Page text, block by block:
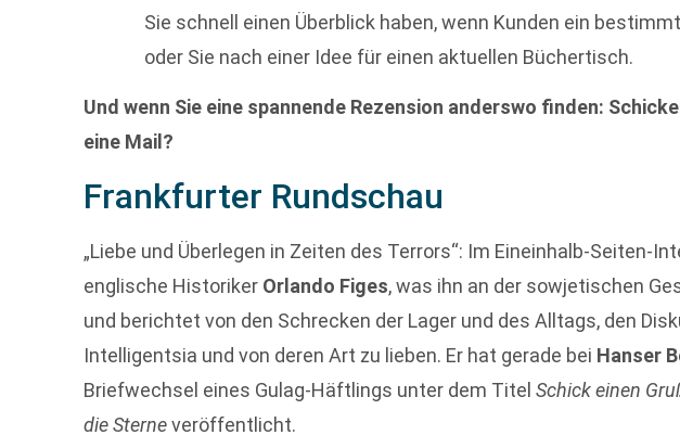
Sie schnell einen Überblick haben, wenn Kunden ein
oder Sie nach einer Idee für einen aktuellen Büchertisch.
Und wenn Sie eine spannende Rezension anderswo finden:
eine Mail?
Frankfurter Rundschau
„Liebe und Überlegen in Zeiten des Terrors“: Im Eineinhalb-Seiten-
englische Historiker Orlando Figes, was ihn an der sowjetischen
und berichtet von den Schrecken der Lager und des Alltags, den
Intelligentsia und von deren Art zu lieben. Er hat gerade bei Hanser
Briefwechsel eines Gulag-Häftlings unter dem TitelSchick einen
die Sterneveröffentlicht.